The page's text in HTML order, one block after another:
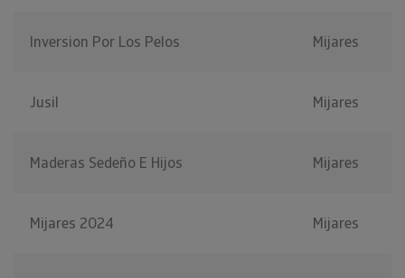
Inversion Por Los Pelos Mijares
Jusil Mijares
Maderas Sedeño E Hijos Mijares
Mijares 2024 Mijares